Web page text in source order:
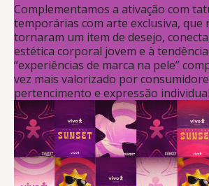
Complementamos a ativação com
temporárias com arte exclusiva, que
tornaram um item de desejo,
estética corporal jovem e à
“experiências de marca na pele”
vez mais valorizado por
pertencimento e expressão